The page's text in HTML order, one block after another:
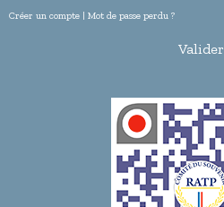
Créer un compte | Mot de passe perdu ?
Valider